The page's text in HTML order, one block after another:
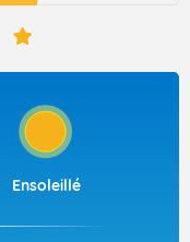
Ensoleillé